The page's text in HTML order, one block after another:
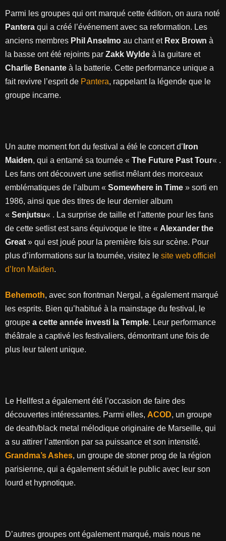
Parmi les groupes qui ont marqué cette édition, on aura noté
Pantera qui a créé l’événement avec sa reformation. Les
anciens membres Phil Anselmo au chant et Rex Brown à
la basse ont été rejoints par Zakk Wylde à la guitare et
Charlie Benante à la batterie. Cette performance unique a
fait revivre l’esprit de Pantera, rappelant la légende que le
groupe incarne.
Un autre moment fort du festival a été le concert d’ Iron
Maiden, qui a entamé sa tournée « The Future Past Tour« .
Les fans ont découvert une setlist mêlant des morceaux
emblématiques de l’album « Somewhere in Time » sorti en
1986, ainsi que des titres de leur dernier album
« Senjutsu« . La surprise de taille et l’attente pour les fans
de cette setlist est sans équivoque le titre « Alexander the
Great » qui est joué pour la première fois sur scène. Pour
plus d’informations sur la tournée, visitez le site web officiel
d’Iron Maiden.
Behemoth, avec son frontman Nergal, a également marqué
les esprits. Bien qu’habitué à la mainstage du festival, le
groupe a cette année investi la Temple. Leur performance
théâtrale a captivé les festivaliers, démontrant une fois de
plus leur talent unique.
Le Hellfest a également été l’occasion de faire des
découvertes intéressantes. Parmi elles, ACOD, un groupe
de death/black metal mélodique originaire de Marseille, qui
a su attirer l’attention par sa puissance et son intensité.
Grandma’s Ashes, un groupe de stoner prog de la région
parisienne, qui a également séduit le public avec leur son
lourd et hypnotique.
D’autres groupes ont également marqué, mais nous ne